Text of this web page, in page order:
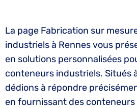
La page Fabrication sur
industriels à Rennes vous
en solutions personnalisées
conteneurs industriels. Situés
dédions à répondre
en fournissant des